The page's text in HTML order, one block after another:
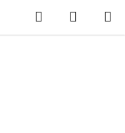
Hledat
KOŠÍK